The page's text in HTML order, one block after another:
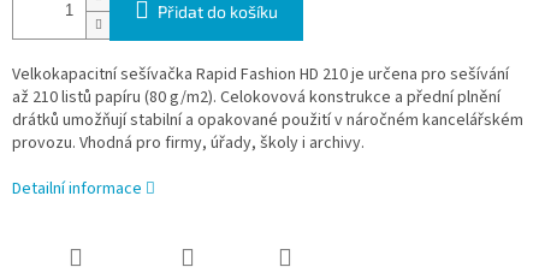
Přidat do košíku
Velkokapacitní sešívačka Rapid Fashion HD 210 je určena pro sešívání
až 210 listů papíru (80 g/m2). Celokovová konstrukce a přední plnění
drátků umožňují stabilní a opakované použití v náročném kancelářském
provozu. Vhodná pro firmy, úřady, školy i archivy.
Detailní informace